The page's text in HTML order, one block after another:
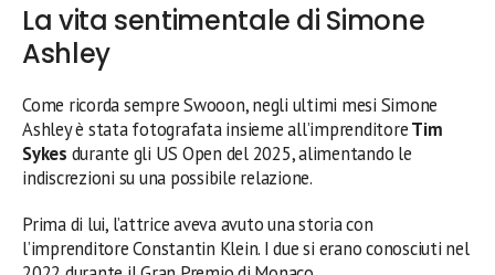
La vita sentimentale di Simone
Ashley
Come ricorda sempre Swooon, negli ultimi mesi Simone
Ashley è stata fotografata insieme all’imprenditoreTim
Sykes durante gli US Open del 2025, alimentando le
indiscrezioni su una possibile relazione.
Prima di lui, l’attrice aveva avuto una storia con
l’imprenditore Constantin Klein. I due si erano conosciuti nel